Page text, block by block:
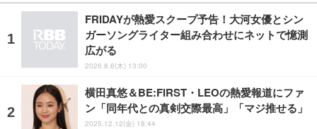
FRIDAYが熱愛スクープ予告！大河女優とシン
ガーソングライター組み合わせにネットで憶測
広がる
2026.8.6(木) 13:00
横田真悠＆BE:FIRST・LEOの熱愛報道にファ
ン「同年代との真剣交際最高」「マジ推せる」
2025.12.12(金) 18:44